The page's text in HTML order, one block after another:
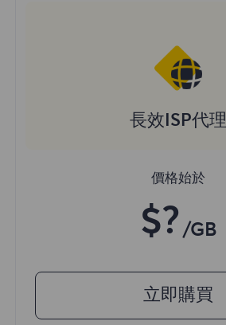
長效ISP代理
價格始於
$? /GB
立即購買